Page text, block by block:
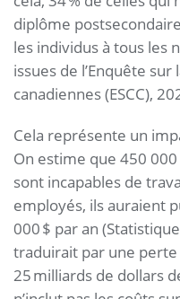
diplôme
les individus à tous les
issues de l’Enquête
canadiennes (ESCC),
Cela représente un
On estime que 450
sont incapables de
employés, ils auraient
000 $ par an
traduirait par une
25 milliards de dollars